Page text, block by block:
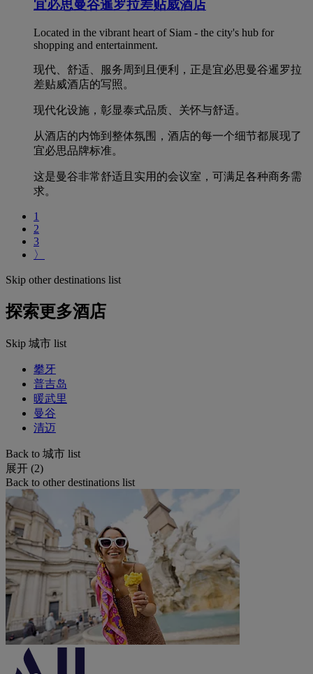
宜必思曼谷暹罗拉差贴威酒店
Located in the vibrant heart of Siam - the city's hub for
shopping and entertainment.
现代、舒适、服务周到且便利，正是宜必思曼谷暹罗拉
差贴威酒店的写照。
现代化设施，彰显泰式品质、关怀与舒适。
从酒店的内饰到整体氛围，酒店的每一个细节都展现了
宜必思品牌标准。
这是曼谷非常舒适且实用的会议室，可满足各种商务需
求。
1
2
3
〉
Skip other destinations list
探索更多酒店
Skip 城市 list
攀牙
普吉岛
暖武里
曼谷
清迈
Back to 城市 list
展开 (2)
Back to other destinations list